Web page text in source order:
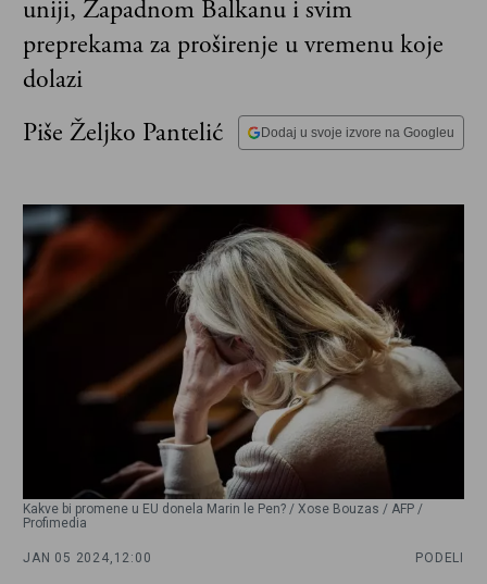
uniji, Zapadnom Balkanu i svim
preprekama za proširenje u vremenu koje
dolazi
Piše Željko Pantelić
Dodaj u svoje izvore na Googleu
Kakve bi promene u EU donela Marin le Pen? / Xose Bouzas / AFP /
Profimedia
JAN 05 2024, 12:00 PODELI